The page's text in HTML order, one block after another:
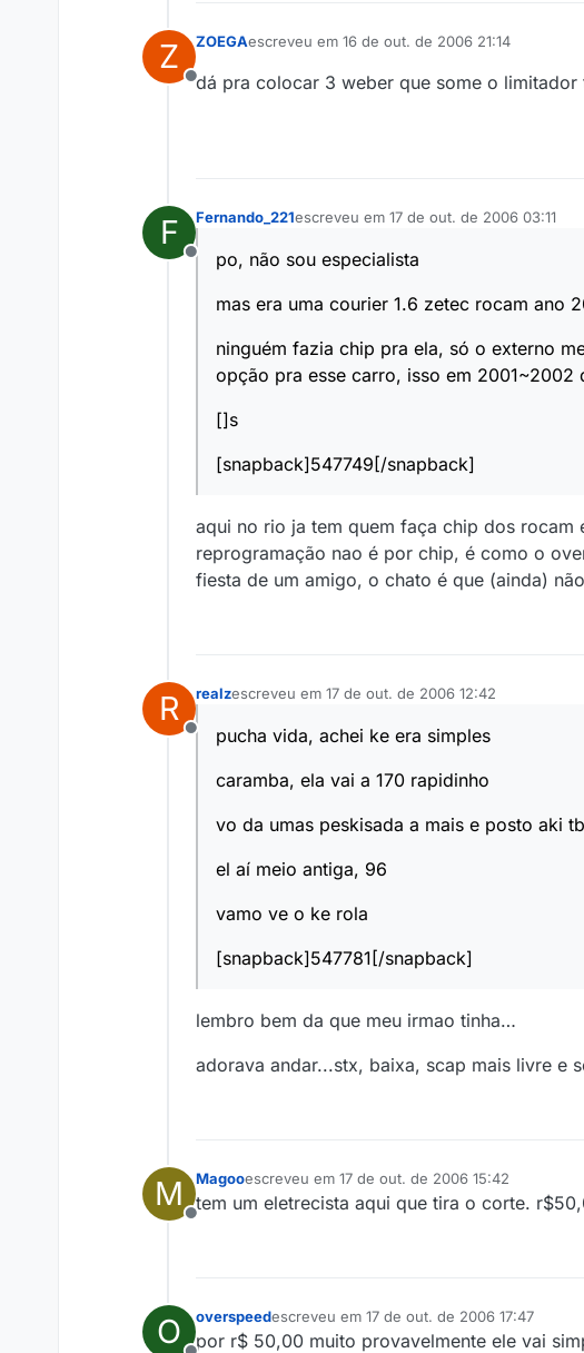
Z
Offline
ZOEGAescreveu em 16 de out. de 2006 21:14
última edição por
dá pra colocar 3 weber que some o
F
Offline
Fernando_221escreveu em 17 de out. de 2006 03:11
última edição por
po, não sou especialista
mas era uma courier 1.6 zetec rocam ano
ninguém fazia chip pra ela, só o externo
opção pra esse carro, isso em 2001~2002
[]s
[snapback]547749[/snapback]
aqui no rio ja tem quem faça chip dos
reprogramação nao é por chip, é como o
fiesta de um amigo, o chato é que (ainda)
R
Offline
realzescreveu em 17 de out. de 2006 12:42
última edição por
pucha vida, achei ke era simples
caramba, ela vai a 170 rapidinho
vo da umas peskisada a mais e posto aki
el aí meio antiga, 96
vamo ve o ke rola
[snapback]547781[/snapback]
lembro bem da que meu irmao tinha…
adorava andar...stx, baixa, scap mais livre e
M
Offline
Magooescreveu em 17 de out. de 2006 15:42
última edição por
tem um eletrecista aqui que tira o corte.
O overspeedescreveu em 17 de out. de 2006 17:47
última edição por
por r$ 50,00 muito provavelmente ele vai